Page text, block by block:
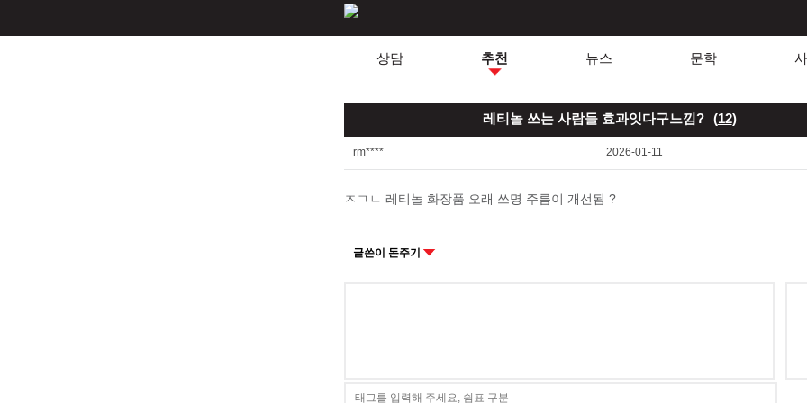
상담 추천 뉴스 문학
레티놀 쓰는 사람들 효과잇다구느낌? (12)
rm**** 2026-01-11
ㅈㄱㄴ 레티놀 화장품 오래 쓰명 주름이 개선됨 ?
글쓴이 돈주기